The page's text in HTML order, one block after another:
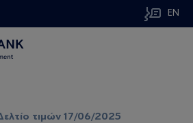
EN
τιμών 17/06/2025